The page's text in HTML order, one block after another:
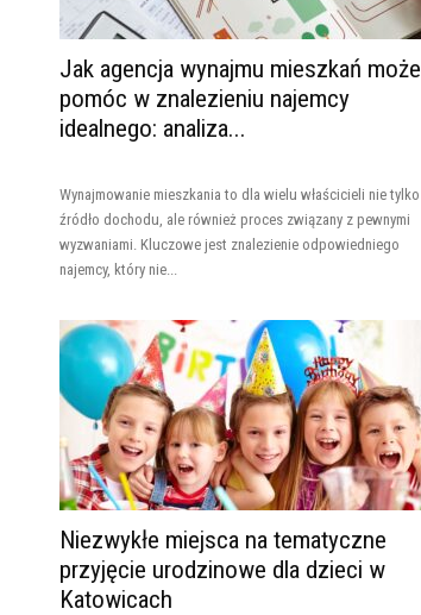
Jak agencja wynajmu mieszkań może
pomóc w znalezieniu najemcy
idealnego: analiza...
Wynajmowanie mieszkania to dla wielu właścicieli nie tylko
źródło dochodu, ale również proces związany z pewnymi
wyzwaniami. Kluczowe jest znalezienie odpowiedniego
najemcy, który nie...
Niezwykłe miejsca na tematyczne
przyjęcie urodzinowe dla dzieci w
Katowicach